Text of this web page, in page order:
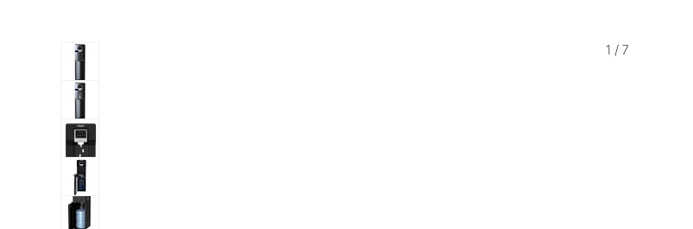
1 / 7